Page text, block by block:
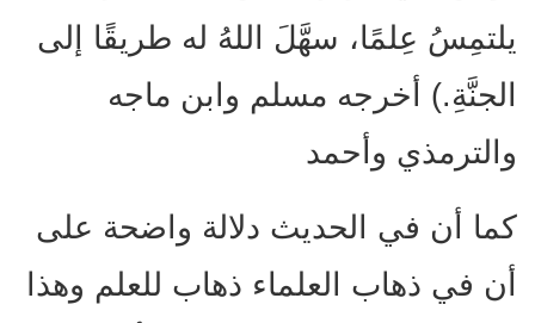
يلتمِسُ عِلمًا، سهَّلَ اللهُ له طريقًا إلى
الجنَّةِ.) أخرجه مسلم وابن ماجه
والترمذي وأحمد
كما أن في الحديث دلالة واضحة على
أن في ذهاب العلماء ذهاب للعلم وهذا